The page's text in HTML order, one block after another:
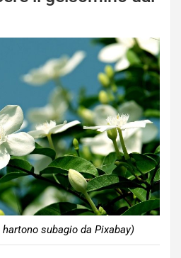
subagio da Pixabay)